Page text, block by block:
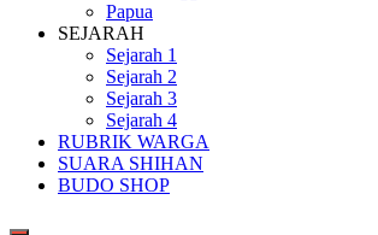
Papua
SEJARAH
Sejarah 1
Sejarah 2
Sejarah 3
Sejarah 4
RUBRIK WARGA
SUARA SHIHAN
BUDO SHOP